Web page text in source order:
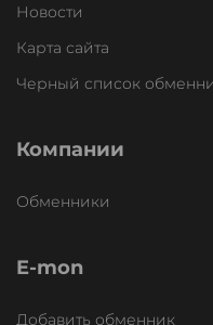
Новости
Карта сайта
Черный список
Компании
Обменники
E-mon
Добавить обменник